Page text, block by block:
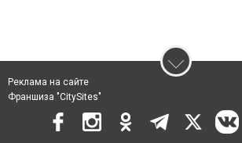
Реклама на сайте
Франшиза "CitySites"